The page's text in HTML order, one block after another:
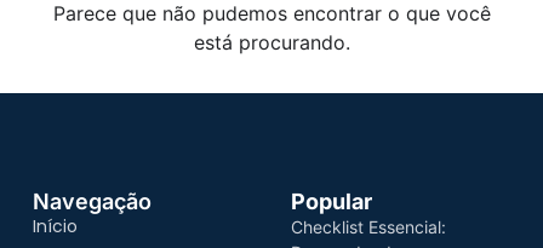
Parece que não pudemos encontrar o que você
está procurando.
Navegação
Início
Popular
Checklist Essencial: